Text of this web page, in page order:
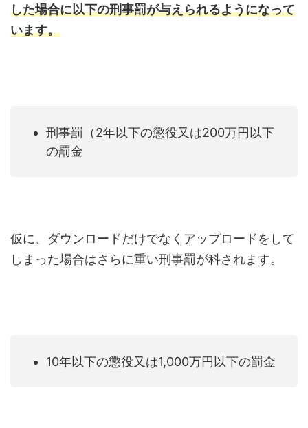
した場合に以下の刑事罰が与えられるようになって
います。
刑事罰（2年以下の懲役又は200万円以下
の罰金
仮に、ダウンロードだけでなくアップロードをして
しまった場合はさらに重い刑事罰が科されます。
10年以下の懲役又は1,000万円以下の罰金